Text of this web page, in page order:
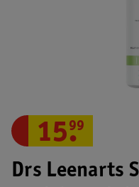
Drs Leenarts
15.
99